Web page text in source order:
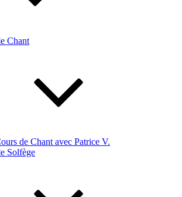
Chant
de Chant avec Patrice V.
Solfège